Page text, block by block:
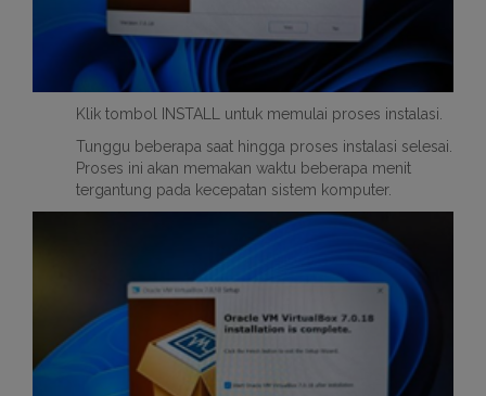
Klik tombol INSTALL untuk memulai proses instalasi.
Tunggu beberapa saat hingga proses instalasi selesai.
Proses ini akan memakan waktu beberapa menit
tergantung pada kecepatan sistem komputer.